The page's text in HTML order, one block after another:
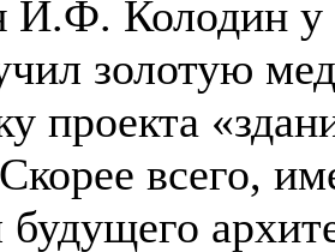
И.Ф. Колодин у
золотую
проекта
всего,
будущего